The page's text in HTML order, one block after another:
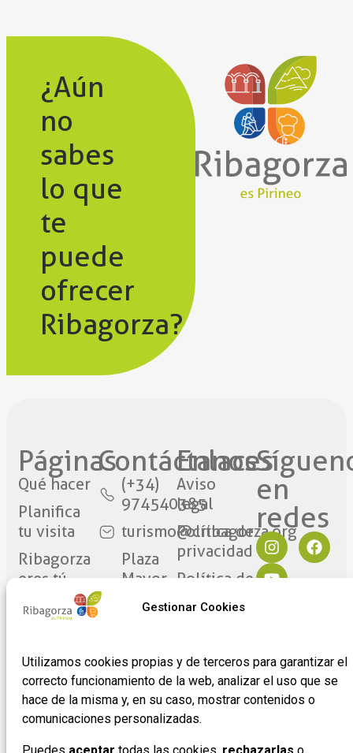
Gestionar Cookies
Utilizamos cookies propias y de terceros para garantizar el
correcto funcionamiento de la web, analizar el uso que se
hace de la misma y, en su caso, mostrar contenidos o
comunicaciones personalizadas.
¿Aún
no
sabes
lo que
te
puede
ofrecer
Ribagorza?
Páginas
Qué hacer
Planifica
tu visita
Ribagorza
eres tú
Noticias
Contáctanos​
(+34)
974540385
turismo@cribagorza.org
Plaza
Mayor
(Huesca)
Enlaces
Aviso
legal
Política de
privacidad
Política de
Cookies
adhesión
de
empresas
en
redes​